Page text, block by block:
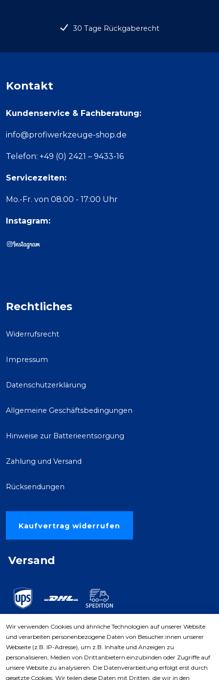
30 Tage Rückgaberecht
Kontakt
Kundenservice & Fachberatung:
info@profiwerkzeuge-shop.de
Telefon: +49 (0) 2421 – 9433-16
Servicezeiten:
Mo.-Fr. von 08:00 - 17:00 Uhr
Instagram:
Rechtliches
Widerrufsrecht
Impressum
Datenschutzerklärung
Allgemeine Geschäftsbedingungen
Hinweise zur Batterieentsorgung
Zahlung und Versand
Rücksendungen
Kaufvertrag widerrufen
Versand
Zahlungsarten
Wir verwenden Cookies und ähnliche Technologien auf unserer Website
und verarbeiten personenbezogene Daten von Besucher:innen unserer
Webseite (z.B. IP-Adresse), um z.B. Inhalte und Anzeigen zu
personalisieren, Medien von Drittanbietern einzubinden oder Zugriffe auf
unsere Website zu analysieren. Die Datenverarbeitung erfolgt erst durch
gesetzte Cookies. Wir teilen diese Daten mit Dritten, die wir in den